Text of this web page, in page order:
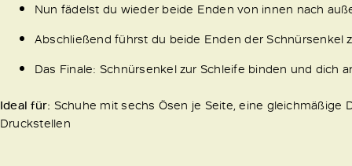
Nun fädelst du wieder beide Enden von innen nach
Abschließend führst du beide Enden der Schnürsenkel
Das Finale: Schnürsenkel zur Schleife binden und dich
Ideal für: Schuhe mit sechs Ösen je Seite, eine
Druckstellen